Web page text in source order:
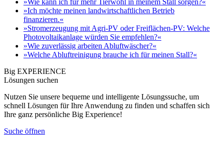
»Wie kann ich für mehr Tierwohl in meinem Stall sorgen?«
»Ich möchte meinen landwirtschaftlichen Betrieb
finanzieren.«
»Stromerzeugung mit Agri-PV oder Freiflächen-PV: Welche
Photovoltaikanlage würden Sie empfehlen?«
»Wie zuverlässig arbeiten Abluftwäscher?«
»Welche Abluftreinigung brauche ich für meinen Stall?«
Big EXPERIENCE
Lösungen suchen
Nutzen Sie unsere bequeme und intelligente Lösungssuche, um
schnell Lösungen für Ihre Anwendung zu finden und schaffen sich
Ihre ganz persönliche Big Experience!
Suche öffnen